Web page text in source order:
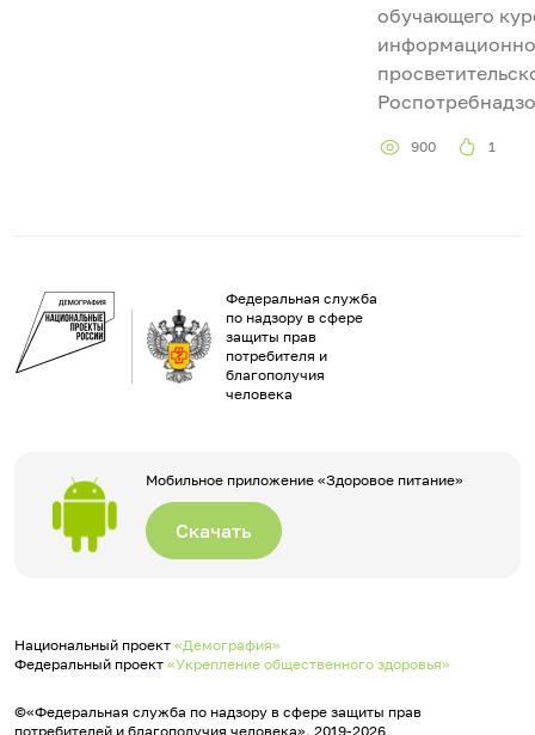
обучающего
900 1
Федеральная служба
по надзору в сфере
защиты прав
потребителя и
благополучия
человека
Мобильное приложение «Здоровое питание»
Скачать
Национальный проект «Демография»
Федеральный проект «Укрепление общественного здоровья»
©«Федеральная служба по надзору в сфере защиты прав
потребителей и благополучия человека», 2019-2026